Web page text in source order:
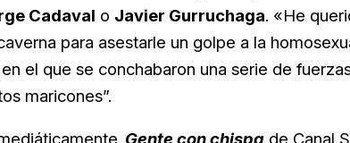
Cadaval o Javier Gurruchaga. «He
para asestarle un golpe a la
el que se conchabaron una serie de
maricones”.
Gente con chispa de Canal